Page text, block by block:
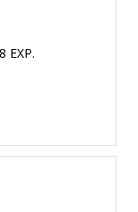
EXP.